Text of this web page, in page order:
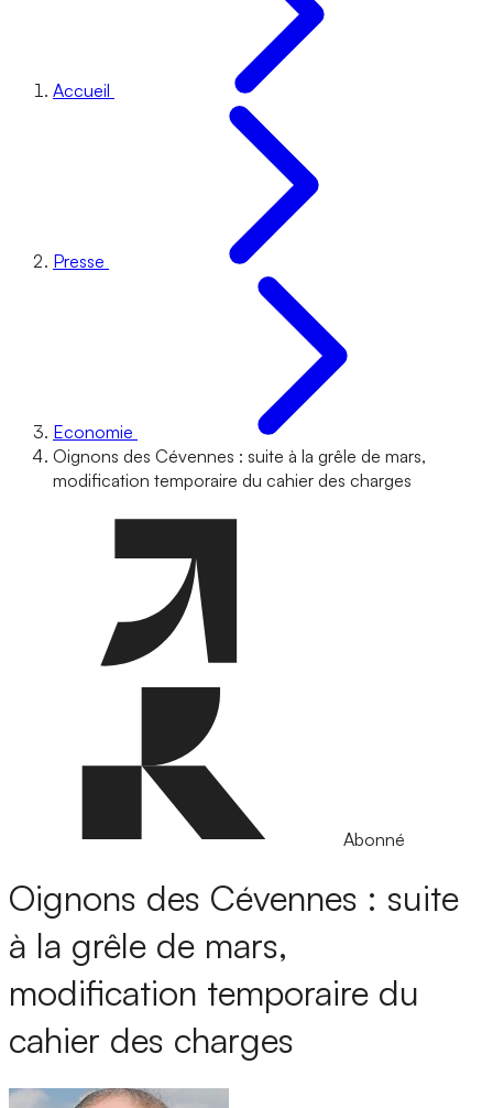
Accueil
Presse
Economie
Oignons des Cévennes : suite à la grêle de mars,
modification temporaire du cahier des charges
Abonné
Oignons des Cévennes : suite
à la grêle de mars,
modification temporaire du
cahier des charges